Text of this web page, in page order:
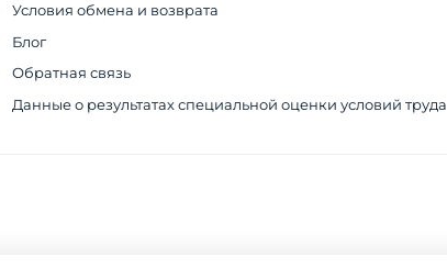
Условия обмена и возврата
Блог
Обратная связь
Данные о результатах специальной оценки условий труда